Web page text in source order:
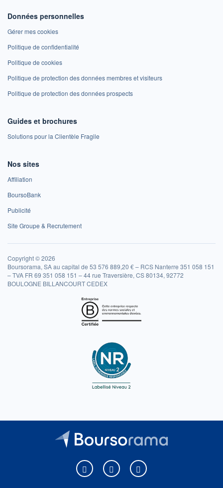
Données personnelles
Gérer mes cookies
Politique de confidentialité
Politique de cookies
Politique de protection des données membres et visiteurs
Politique de protection des données prospects
Guides et brochures
Solutions pour la Clientèle Fragile
Nos sites
Affiliation
BoursoBank
Publicité
Site Groupe & Recrutement
Copyright © 2026
Boursorama, SA au capital de 53 576 889,20 € – RCS Nanterre 351 058 151
– TVA FR 69 351 058 151 – 44 rue Traversière, CS 80134, 92772
BOULOGNE BILLANCOURT CEDEX
Boursorama sur Facebook
Boursorama sur XBoursorama sur